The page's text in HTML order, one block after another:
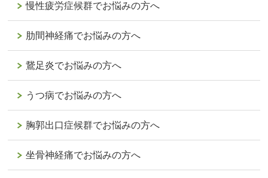
慢性疲労症候群でお悩みの方へ
肋間神経痛でお悩みの方へ
鵞足炎でお悩みの方へ
うつ病でお悩みの方へ
胸郭出口症候群でお悩みの方へ
坐骨神経痛でお悩みの方へ